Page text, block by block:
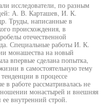
исследователи, по разным
А. В. Карташев, И. К.
Труды, написанные в
происхождения, в
отечественной
Специальные работы И. К.
монашества на новый
впервые сделана попытка,
в самостоятельную тему
в процессе
работе рассматривалась не
монастырей и внешняя
внутренний строй.